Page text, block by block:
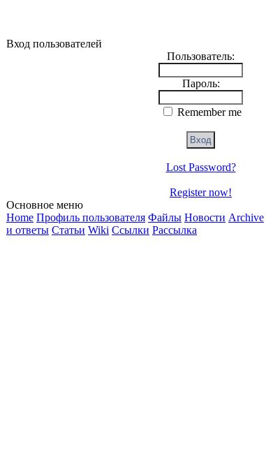
Вход пользователей
Пользователь:
Пароль:
Remember me
Lost Password?
Register now!
Основное меню
Home Профиль пользователя Файлы Новости Archive
и ответы Статьи Wiki Ссылки Рассылка